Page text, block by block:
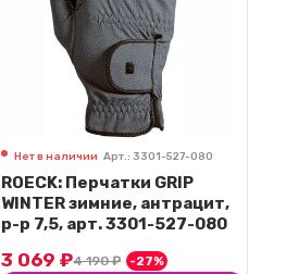
Нет в наличии Арт.: 3301-527-080
ROECK: Перчатки GRIP
WINTER зимние, антрацит,
р-р 8, арт. 3301-527-080
3 069₽4 190₽ -27%